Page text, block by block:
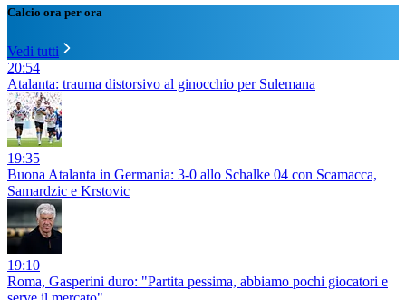
Calcio ora per ora
Vedi tutti
20:54
Atalanta: trauma distorsivo al ginocchio per Sulemana
19:35
Buona Atalanta in Germania: 3-0 allo Schalke 04 con Scamacca,
Samardzic e Krstovic
19:10
Roma, Gasperini duro: "Partita pessima, abbiamo pochi giocatori e